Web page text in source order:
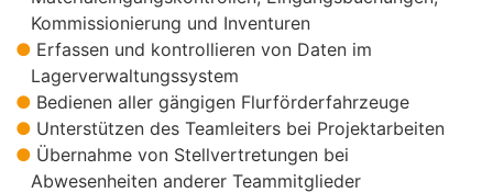
Kommissionierung und Inventuren
Erfassen und kontrollieren von Daten im
Lagerverwaltungssystem
Bedienen aller gängigen Flurförderfahrzeuge
Unterstützen des Teamleiters bei Projektarbeiten
Übernahme von Stellvertretungen bei
Abwesenheiten anderer Teammitglieder